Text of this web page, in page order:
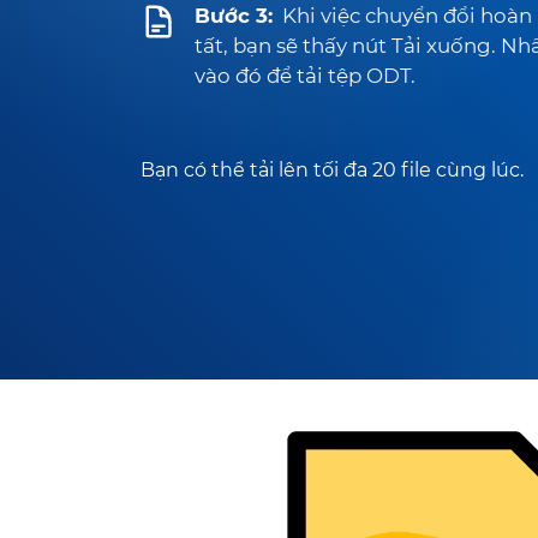
Bước 3: Khi việc chuyển đổi hoàn
tất, bạn sẽ thấy nút Tải xuống.
vào đó để tải tệp ODT.
Bạn có thể tải lên tối đa 20 file cùng lúc.